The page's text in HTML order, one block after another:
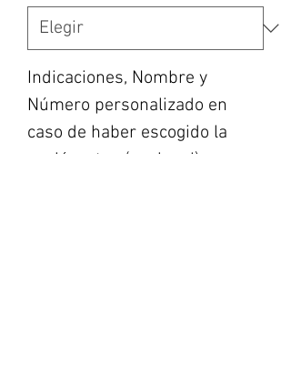
Indicaciones, Nombre y
Número personalizado en
caso de haber escogido la
opción, etc... (opcional)